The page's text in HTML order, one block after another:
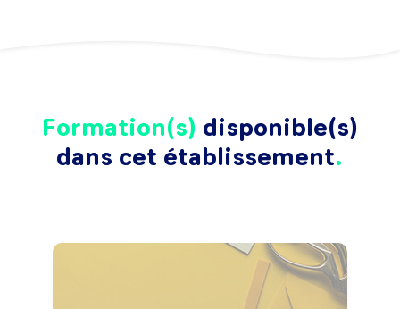
Formation(s) disponible(s)
dans cet établissement